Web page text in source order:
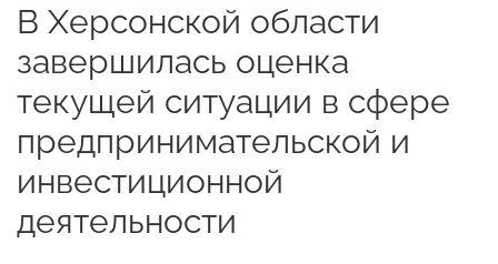
В Херсонской области
завершилась оценка
текущей ситуации в сфере
предпринимательской и
инвестиционной
деятельности